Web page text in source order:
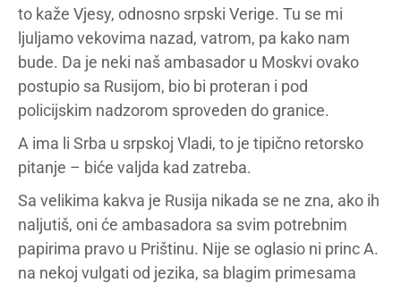
to kaže Vjesy, odnosno srpski Verige. Tu se mi
ljuljamo vekovima nazad, vatrom, pa kako nam
bude. Da je neki naš ambasador u Moskvi ovako
postupio sa Rusijom, bio bi proteran i pod
policijskim nadzorom sproveden do granice.
A ima li Srba u srpskoj Vladi, to je tipično retorsko
pitanje – biće valjda kad zatreba.
Sa velikima kakva je Rusija nikada se ne zna, ako ih
naljutiš, oni će ambasadora sa svim potrebnim
papirima pravo u Prištinu. Nije se oglasio ni princ A.
na nekoj vulgati od jezika, sa blagim primesama